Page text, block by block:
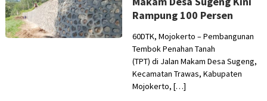
Rampung 100 Persen
60DTK, Mojokerto – Pembangunan
Tembok Penahan Tanah
(TPT) di Jalan Makam Desa Sugeng,
Kecamatan Trawas, Kabupaten
Mojokerto, […]